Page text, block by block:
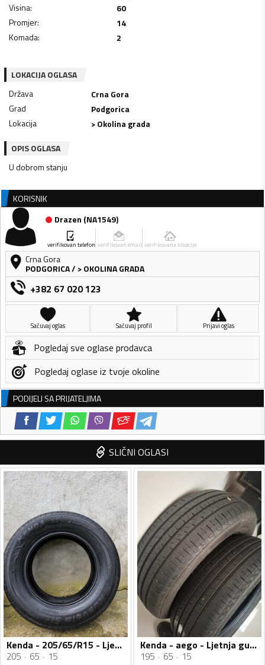
Visina:
60
Promjer:
14
Komada: 2
LOKACIJA OGLASA
Država
Crna Gora
Grad
Podgorica
Lokacija
> Okolina grada
OPIS OGLASA
U dobrom stanju
KORISNIK
Drazen (NA1549)
verifikovan telefon verifikovan email verifikovana lokacija
Crna Gora
PODGORICA/ > OKOLINA GRADA
+382 67 020 123
Sačuvaj oglas Sačuvaj profil Prijavi oglas
Pogledaj sve oglase prodavca
Pogledaj oglase iz tvoje okoline
PODIJELI SA PRIJATELJIMA
SLIČNI OGLASI
Kenda - 205/65/R15 - Ljetnja guma
205 65 15
Kenda - aego - Ljetnja guma
195 65 15